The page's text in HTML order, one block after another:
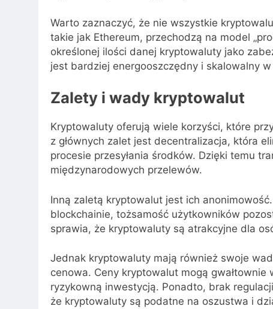
Warto zaznaczyć, że nie wszystkie
takie jak Ethereum, przechodzą na model
określonej ilości danej kryptowaluty jako
jest bardziej energooszczędny i skalowalny
Zalety i wady kryptowalut
Kryptowaluty oferują wiele korzyści, które
z głównych zalet jest decentralizacja, która
procesie przesyłania środków. Dzięki temu
międzynarodowych przelewów.
Inną zaletą kryptowalut jest ich
blockchainie, tożsamość użytkowników
sprawia, że kryptowaluty są atrakcyjne dla
Jednak kryptowaluty mają również swoje
cenowa. Ceny kryptowalut mogą
ryzykowną inwestycją. Ponadto, brak
że kryptowaluty są podatne na oszustwa i